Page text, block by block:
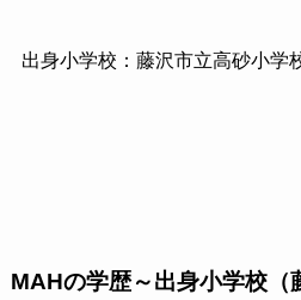
出身小学校：藤沢市立高砂小学
MAHの学歴～出身小学校（